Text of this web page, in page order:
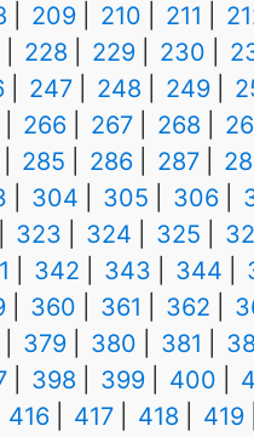
209 210 211
228
229 230
247 248 249
266
267 268
285
286 287
304 305 306
323
324 325
342 343 344
360 361 362
379
380 381
398 399 400
416
417 418 419